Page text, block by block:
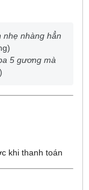
nhẹ nhàng hẳn
5 gương mà
khi thanh toán